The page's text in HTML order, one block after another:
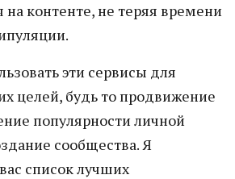
на контенте, не теряя времени
эти сервисы для
целей, будь то продвижение
популярности личной
сообщества. Я
список лучших